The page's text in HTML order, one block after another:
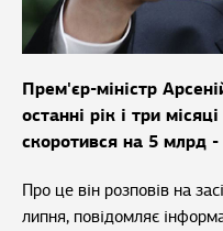
Прем'єр-міністр
останні рік і три
скоротився на 5 млрд
Про це він розповів на
липня, повідомляє